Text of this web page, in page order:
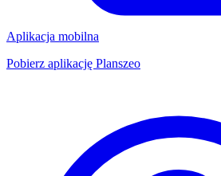
Aplikacja mobilna
Pobierz aplikację Planszeo